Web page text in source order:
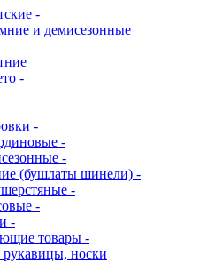
-
и демисезонные
-
-
-
-
(бушлаты шинели) -
-
-
-
товары -
носки